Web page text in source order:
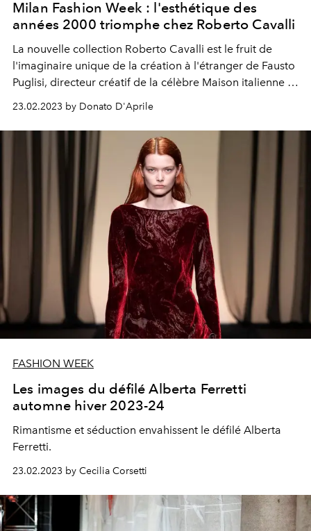
Milan Fashion Week : l'esthétique des
années 2000 triomphe chez Roberto Cavalli
La nouvelle collection Roberto Cavalli est le fruit de
l'imaginaire unique de la création à l'étranger de Fausto
Puglisi, directeur créatif de la célèbre Maison italienne à
partir de 2021. Ainsi, cet Automne/Hiver 2023
apparaîtrait comme un authentique hommage aux
années 2000.
23.02.2023 by Donato D'Aprile
FASHION WEEK
Les images du défilé Alberta Ferretti
automne hiver 2023-24
Rimantisme et séduction envahissent le défilé Alberta
Ferretti.
23.02.2023 by Cecilia Corsetti